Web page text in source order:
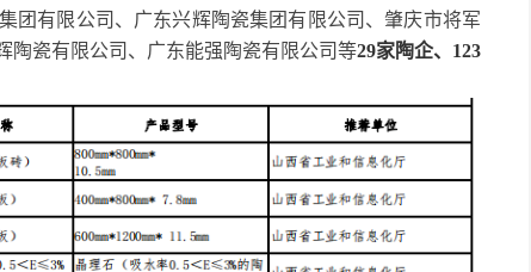
团有限公司、广东兴辉陶瓷集团有限公司、肇庆市将军
陶瓷有限公司、广东能强陶瓷有限公司等29家陶企、123